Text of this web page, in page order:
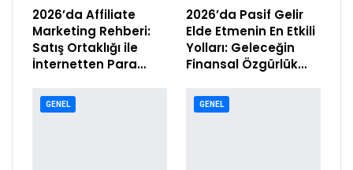
2026’da Affiliate
Marketing Rehberi:
Satış Ortaklığı ile
İnternetten Para…
2026’da Pasif Gelir
Elde Etmenin En Etkili
Yolları: Geleceğin
Finansal Özgürlük…
GENEL GENEL